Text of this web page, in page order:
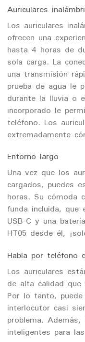
Auriculares
Los auriculares
ofrecen una
hasta 4 horas de
sola carga. La
una transmisión
prueba de agua le
durante la lluvia o
incorporado le
teléfono. Los
extremadamente
Entorno largo
Una vez que los
cargados, puedes
horas. Su cómoda
funda incluida, que
USB-C y una
HT05 desde él,
Habla por teléfono
Los auriculares
de alta calidad
Por lo tanto,
interlocutor casi
problema.
inteligentes para